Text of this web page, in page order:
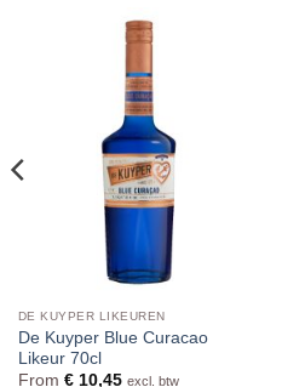
DE KUYPER LIKEUREN
De Kuyper Blue Curacao
Likeur 70cl
From €10,45 excl. btw